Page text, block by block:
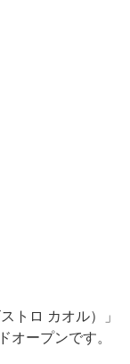
トロ カオル）」
オープンです。